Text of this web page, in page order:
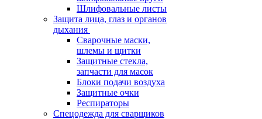
Шлифовальные листы
Защита лица, глаз и органов
дыхания
Сварочные маски,
шлемы и щитки
Защитные стекла,
запчасти для масок
Блоки подачи воздуха
Защитные очки
Респираторы
Спецодежда для сварщиков